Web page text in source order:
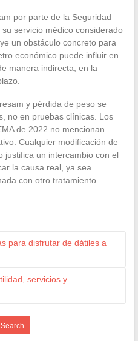
por parte de la Seguridad
servicio médico considerado
un obstáculo concreto para
económico puede influir en
manera indirecta, en la
y pérdida de peso se
no en pruebas clínicas. Los
de 2022 no mencionan
Cualquier modificación de
justifica un intercambio con el
la causa real, ya sea
con otro tratamiento
para disfrutar de dátiles a
servicios y
Search